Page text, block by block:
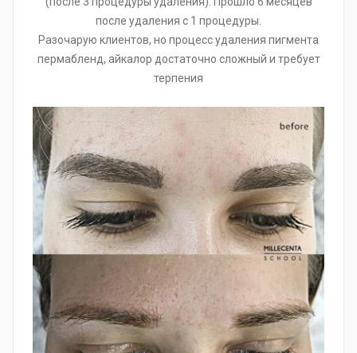
после удаления с 1 процедуры.
Разочарую клиентов, но процесс удаления пигмента
пермабленд, айкалор достаточно сложный и требует
терпения